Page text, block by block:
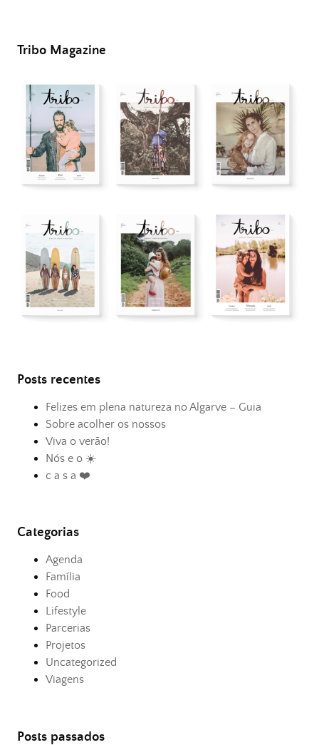
Tribo Magazine
Posts recentes
Felizes em plena natureza no Algarve – Guia
Sobre acolher os nossos
Viva o verão!
Nós e o ☀️
c a s a ❤️
Categorias
Agenda
Família
Food
Lifestyle
Parcerias
Projetos
Uncategorized
Viagens
Posts passados